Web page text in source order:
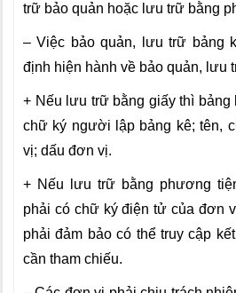
trữ bảo quản hoặc lưu trữ bằng
– Việc bảo quản, lưu trữ bảng
định hiện hành về bảo quản, lưu
+ Nếu lưu trữ bằng giấy thì bảng
chữ ký người lập bảng kê; tên,
vị; dấu đơn vị.
+ Nếu lưu trữ bằng phương
phải có chữ ký điện tử của đơn
phải đảm bảo có thể truy cập
cần tham chiếu.